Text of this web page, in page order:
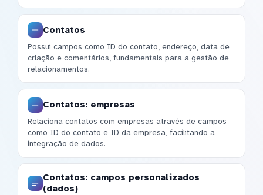
Contatos
Possui campos como ID do contato, endereço, data de
criação e comentários, fundamentais para a gestão de
relacionamentos.
Contatos: empresas
Relaciona contatos com empresas através de campos
como ID do contato e ID da empresa, facilitando a
integração de dados.
Contatos: campos personalizados
(dados)